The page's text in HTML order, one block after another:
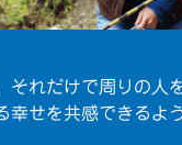
れだけで周りの人
幸せを共感できるよ